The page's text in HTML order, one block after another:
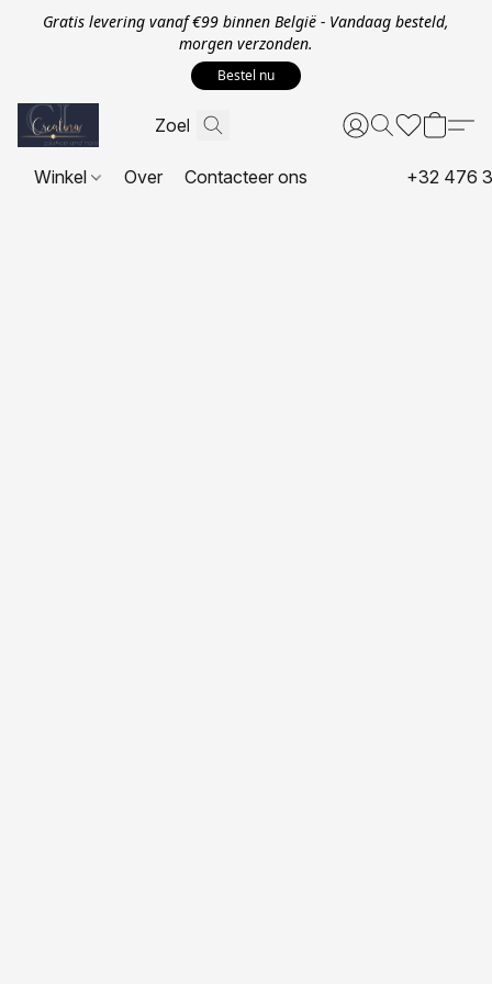
Gratis levering vanaf €99 binnen België - Vandaag besteld,
morgen verzonden.
Bestel nu
Winkel Over Contacteer ons +32 476